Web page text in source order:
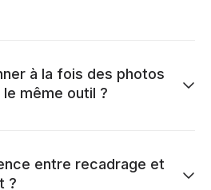
à la fois des photos
même outil ?
entre recadrage et
?